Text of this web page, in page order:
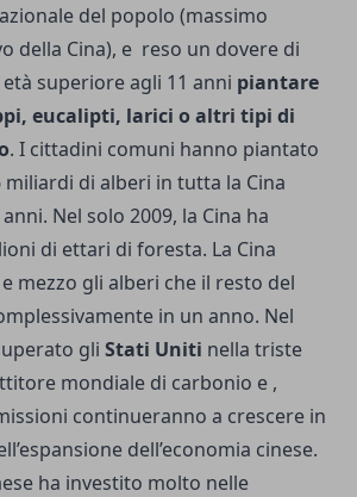
del popolo (massimo
della Cina), e reso un dovere di
superiore agli 11 anni piantare
eucalipti, larici o altri tipi di
. I cittadini comuni hanno piantato
di alberi in tutta la Cina
Nel solo 2009, la Cina ha
di ettari di foresta. La Cina
mezzo gli alberi che il resto del
in un anno. Nel
gli Stati Uniti nella triste
mondiale di carbonio e ,
continueranno a crescere in
dell’economia cinese.
ha investito molto nelle